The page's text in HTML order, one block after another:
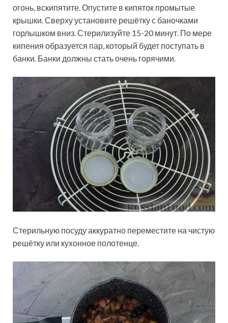
огонь, вскипятите. Опустите в кипяток промытые
крышки. Сверху установите решётку с баночками
горлышком вниз. Стерилизуйте 15-20 минут. По мере
кипения образуется пар, который будет поступать в
банки. Банки должны стать очень горячими.
Стерильную посуду аккуратно переместите на чистую
решётку или кухонное полотенце.